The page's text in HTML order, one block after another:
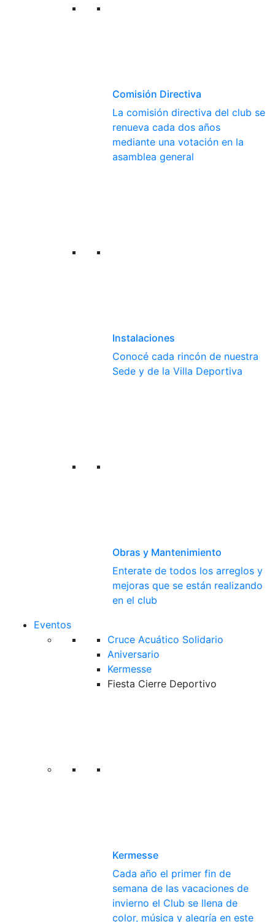
Comisión Directiva
La comisión directiva del club se
renueva cada dos años
mediante una votación en la
asamblea general
Instalaciones
Conocé cada rincón de nuestra
Sede y de la Villa Deportiva
Obras y Mantenimiento
Enterate de todos los arreglos y
mejoras que se están realizando
en el club
Eventos
Cruce Acuático Solidario
Aniversario
Kermesse
Fiesta Cierre Deportivo
Kermesse
Cada año el primer fin de
semana de las vacaciones de
invierno el Club se llena de
color, música y alegría en este